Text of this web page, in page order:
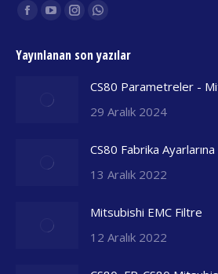
Find us on:
Facebook
pencerede
YouTube
pencerede
Instagram
pencerede
açılır
Whatsapp
pencerede
açılır
Yayınlanan son yazılar
CS80 Parametreler -
29 Aralık 2024
CS80 Fabrika
13 Aralık 2022
Mitsubishi EMC Filtre
12 Aralık 2022